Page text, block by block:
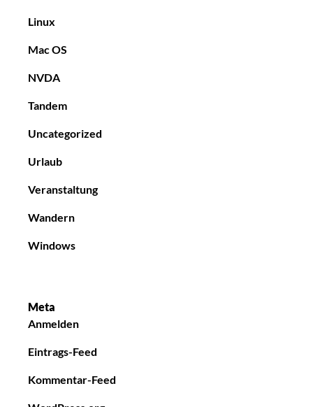
Linux
Mac OS
NVDA
Tandem
Uncategorized
Urlaub
Veranstaltung
Wandern
Windows
Meta
Anmelden
Eintrags-Feed
Kommentar-Feed